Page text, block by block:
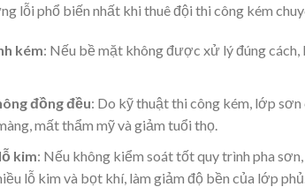
lỗi phổ biến nhất khi thuê đội thi công kém
kém: Nếu bề mặt không được xử lý đúng
đồng đều: Do kỹ thuật thi công kém, lớp
mất thẩm mỹ và giảm tuổi thọ.
kim: Nếu không kiểm soát tốt quy trình pha
lỗ kim và bọt khí, làm giảm độ bền của lớp phủ.